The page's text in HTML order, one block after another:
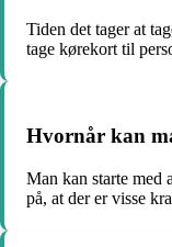
Tiden det tager at
tage kørekort til
Hvornår kan
Man kan starte med
på, at der er visse